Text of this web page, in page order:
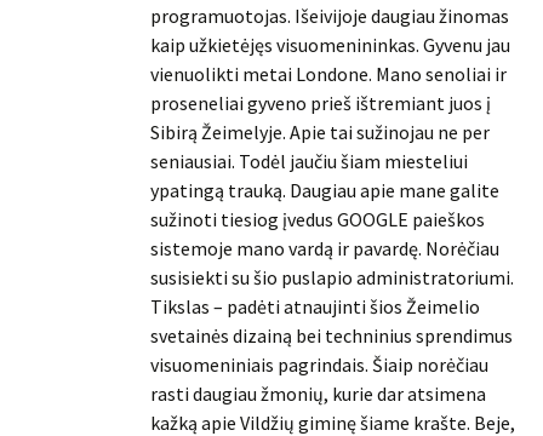
programuotojas. Išeivijoje daugiau žinomas
kaip užkietėjęs visuomenininkas. Gyvenu jau
vienuolikti metai Londone. Mano senoliai ir
proseneliai gyveno prieš ištremiant juos į
Sibirą Žeimelyje. Apie tai sužinojau ne per
seniausiai. Todėl jaučiu šiam miesteliui
ypatingą trauką. Daugiau apie mane galite
sužinoti tiesiog įvedus GOOGLE paieškos
sistemoje mano vardą ir pavardę. Norėčiau
susisiekti su šio puslapio administratoriumi.
Tikslas – padėti atnaujinti šios Žeimelio
svetainės dizainą bei techninius sprendimus
visuomeniniais pagrindais. Šiaip norėčiau
rasti daugiau žmonių, kurie dar atsimena
kažką apie Vildžių giminę šiame krašte. Beje,